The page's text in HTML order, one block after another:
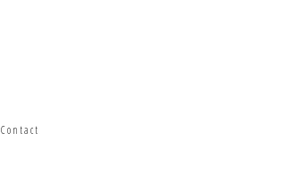
Contact